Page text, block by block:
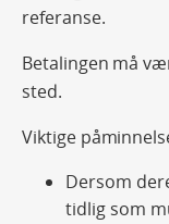
referanse.
Betalingen må
sted.
Viktige
Dersom
tidlig som